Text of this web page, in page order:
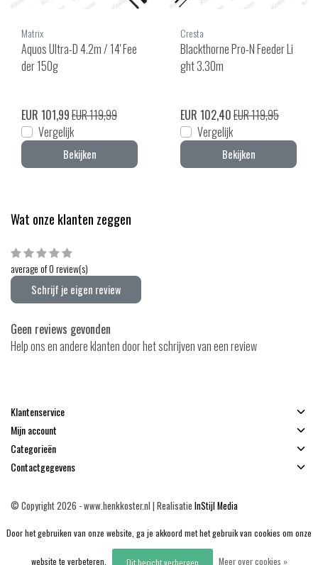
Matrix
Aquos Ultra-D 4.2m / 14' Fee
der 150g
EUR 101,99EUR 119,99
Vergelijk
Bekijken
Cresta
Blackthorne Pro-N Feeder Li
ght 3.30m
EUR 102,40EUR 119,95
Vergelijk
Bekijken
Wat onze klanten zeggen
average of 0 review(s)
Schrijf je eigen review
Geen reviews gevonden
Help ons en andere klanten door het schrijven van een review
Klantenservice
Mijn account
Categorieën
Contactgegevens
© Copyright 2026 - www.henkkoster.nl | Realisatie InStijl Media
Door het gebruiken van onze website, ga je akkoord met het gebruik van cookies om onze
website te verbeteren. Dit bericht verbergen Meer over cookies »